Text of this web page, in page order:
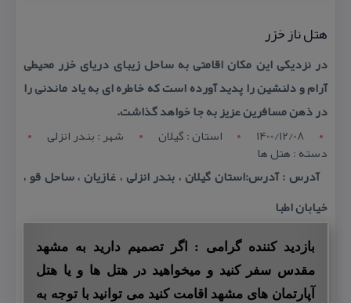
هتل ناز خزر
در نزدیكی این مكان اقامتی به ساحل زیبای دریای خزر محیطی
آرام و دلنشین را پدید آورده است كه خاطره ای به یاد ماندنی را
در ذهن مسافرین عزیز به جا خواهد گذاشت.
1400/12/08
استان : گيلان شهر : بندر انزلی
دسته : هتل ها
آدرس : آدرس:استان گیلان ، بندر انزلی ، غازیان ، ساحل قو ،
خیابان اطبا
بازدید کننده گرامی : اگر تصمیم دارید به مشهد
مقدس سفر کنید و میخواهید در هتل ها و یا هتل
آپارتمان های مشهد اقامت کنید می توانید با توجه به